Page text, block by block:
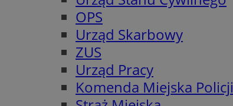
OPS
Urząd Skarbowy
ZUS
Urząd Pracy
Komenda Miejska Policji